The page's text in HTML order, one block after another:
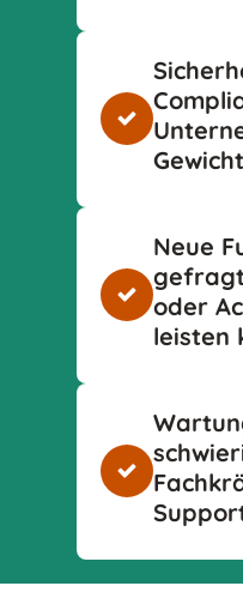
Neue
gefragt
oder
leisten